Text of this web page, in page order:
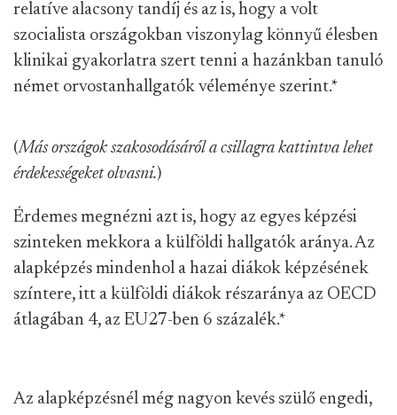
relatíve alacsony tandíj és az is, hogy a volt
szocialista országokban viszonylag könnyű élesben
klinikai gyakorlatra szert tenni a hazánkban tanuló
német orvostanhallgatók véleménye szerint.*
(Más országok szakosodásáról a csillagra kattintva lehet
érdekességeket olvasni.)
Érdemes megnézni azt is, hogy az egyes képzési
szinteken mekkora a külföldi hallgatók aránya. Az
alapképzés mindenhol a hazai diákok képzésének
színtere, itt a külföldi diákok részaránya az OECD
átlagában 4, az EU27-ben 6 százalék.*
Az alapképzésnél még nagyon kevés szülő engedi,